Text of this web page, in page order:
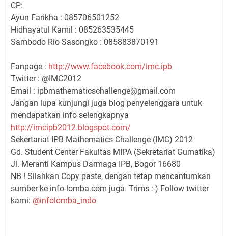
CP:
Ayun Farikha : 085706501252
Hidhayatul Kamil : 085263535445
Sambodo Rio Sasongko : 085883870191
Fanpage : http://www.facebook.com/imc.ipb
Twitter : @IMC2012
Email : ipbmathematicschallenge@gmail.com
Jangan lupa kunjungi juga blog penyelenggara untuk
mendapatkan info selengkapnya
http://imcipb2012.blogspot.com/
Sekertariat IPB Mathematics Challenge (IMC) 2012
Gd. Student Center Fakultas MIPA (Sekretariat Gumatika)
Jl. Meranti Kampus Darmaga IPB, Bogor 16680
NB ! Silahkan Copy paste, dengan tetap mencantumkan
sumber ke info-lomba.com juga. Trims :-) Follow twitter
kami: @infolomba_indo